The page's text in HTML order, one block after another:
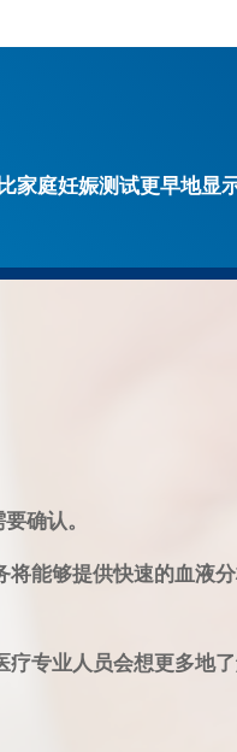
庭妊娠测试更早地显示
确认。
能够提供快速的血液
专业人员会想更多地